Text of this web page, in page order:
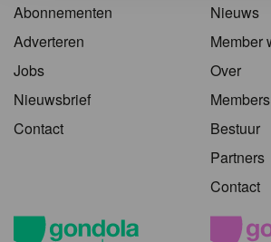
Abonnementen
Adverteren
Jobs
Nieuwsbrief
Contact
Nieuws
Member
Over
Members
Bestuur
Partners
Contact